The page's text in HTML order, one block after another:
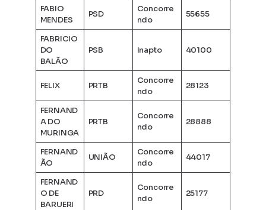
FABIO
MENDES
PSD
Concorre
ndo
55655
FABRICIO
DO
BALÃO
PSB Inapto 40100
FELIX PRTB
Concorre
ndo
28123
FERNAND
A DO
MURINGA
PRTB
Concorre
ndo
28888
FERNAND
ÃO
UNIÃO
Concorre
ndo
44017
FERNAND
O DE
BARUERI
PRD
Concorre
ndo
25177